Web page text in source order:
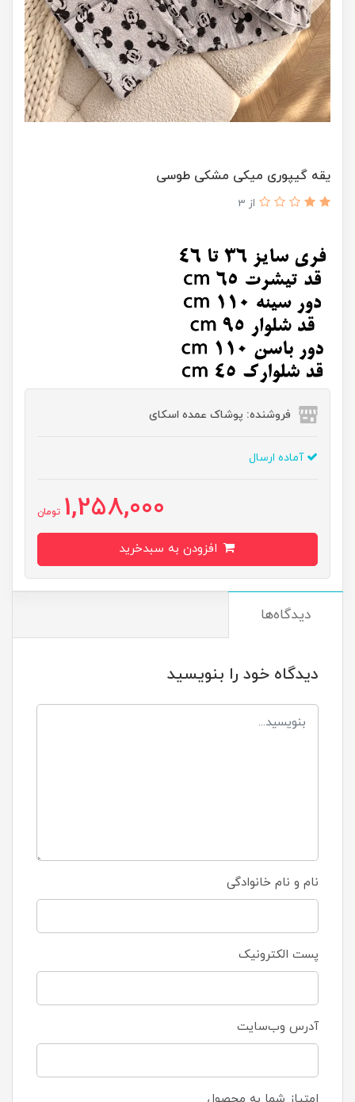
یقه گیپوری میکی مشکی طوسی
از 3
فروشنده: پوشاک عمده اسکای
آماده ارسال
1,258,000 تومان
دیدگاه‌ها
دیدگاه خود را بنویسید
نام و نام خانوادگی
پست الکترونیک
آدرس وب‌سایت